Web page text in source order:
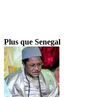
Plus que Senegal